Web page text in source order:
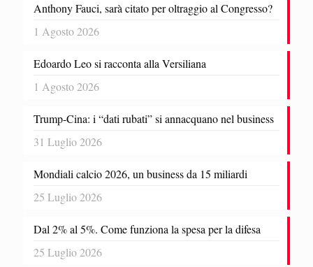
Anthony Fauci, sarà citato per oltraggio al Congresso?
1 Agosto 2026
Edoardo Leo si racconta alla Versiliana
1 Agosto 2026
Trump-Cina: i “dati rubati” si annacquano nel business
31 Luglio 2026
Mondiali calcio 2026, un business da 15 miliardi
25 Luglio 2026
Dal 2% al 5%. Come funziona la spesa per la difesa
25 Luglio 2026